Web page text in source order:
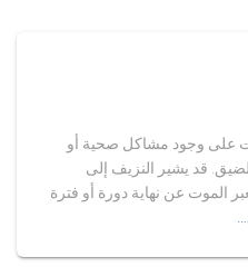
على وجود مشاكل صحية أو
قد يشير النزيف إلى
الموت عن نهاية دورة أو فترة